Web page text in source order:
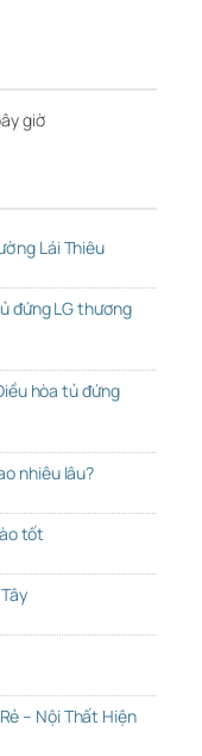
giờ
Lái Thiêu
đứng LG thương
hòa tủ đứng
nhiêu lâu?
tốt
– Nội Thất Hiện